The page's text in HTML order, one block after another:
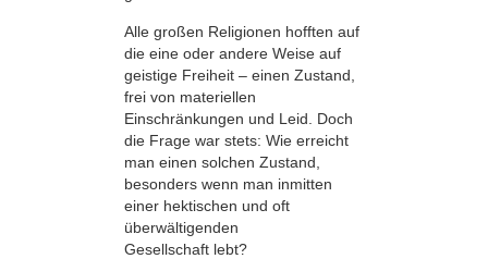
Alle großen Religionen hofften auf
die eine oder andere Weise auf
geistige Freiheit – einen Zustand,
frei von materiellen
Einschränkungen und Leid. Doch
die Frage war stets: Wie erreicht
man einen solchen Zustand,
besonders wenn man inmitten
einer hektischen und oft
überwältigenden
Gesellschaft lebt?